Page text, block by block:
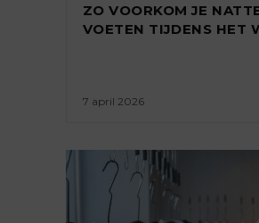
ZO VOORKOM JE
VOETEN TIJDENS HET
7 april 2026